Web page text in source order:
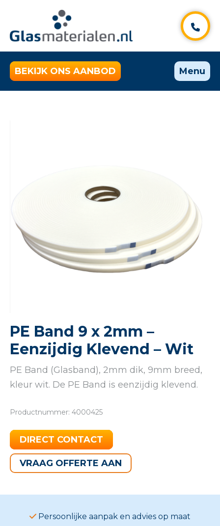
BEKIJK ONS AANBOD Menu
PE Band 9 x 2mm –
Eenzijdig Klevend – Wit
PE Band (Glasband), 2mm dik, 9mm breed,
kleur wit. De PE Band is eenzijdig klevend.
Productnummer: 4000425
DIRECT CONTACT
VRAAG OFFERTE AAN
Persoonlijke aanpak en advies op maat